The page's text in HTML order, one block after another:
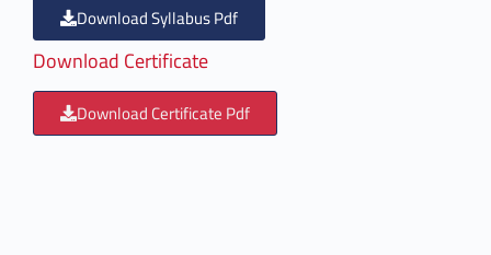
Download Syllabus Pdf
Download Certificate
Download Certificate Pdf